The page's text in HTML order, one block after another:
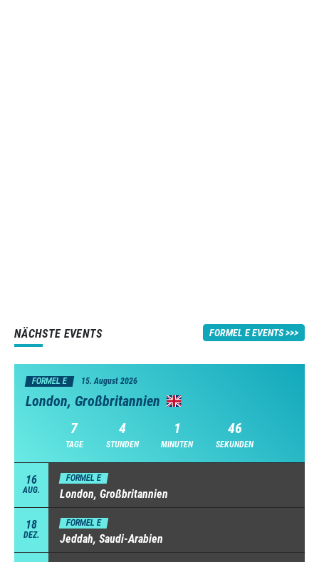
NÄCHSTE EVENTS FORMEL E EVENTS
FORMEL E 15. August 2026
London, Großbritannien
7
TAGE
4
STUNDEN
1
MINUTEN
45
SEKUNDEN
16
AUG.
FORMEL E
London, Großbritannien
18
DEZ.
FORMEL E
Jeddah, Saudi-Arabien